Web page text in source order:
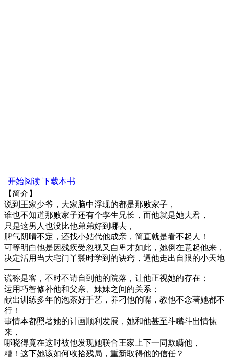
开始阅读 下载本书
【简介】
说到王家少爷，大家脑中浮现的都是那败家子，
谁也不知道那败家子还有个孪生兄长，而他就是她夫君，
只是这男人也没比他弟弟好到哪去，
脾气阴晴不定，还找小姑代他成亲，简直就是看不起人！
可等明白他是因残疾受忽视又自卑才如此，她倒在意起他来，
决定活用当大宅门丫鬟时学到的诀窍，逼他走出自限的小天地
——
谎称是客，不时不请自到他的院落，让他正视她的存在；
运用巧智修补他和父亲、妹妹之间的关系；
献出训练多年的泡茶好手艺，养刁他的嘴，教他不念著她都不
行！
事情本都照著她的计画顺利发展，她和他甚至斗嘴斗出情愫
来，
哪晓得竟在这时被他发现她联合王家上下一同欺瞒他，
糟！这下她该如何收拾残局，重新取得他的信任？